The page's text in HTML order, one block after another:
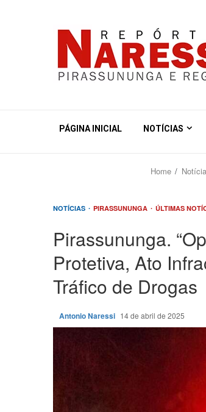
PÁGINA INICIAL NOTÍCIAS
Home
NOTÍCIAS PIRASSUNUNGA ÚLTIMAS
Pirassununga.
Protetiva, Ato
Tráfico de Drogas
Antonio Naressi 14 de abril de 2025